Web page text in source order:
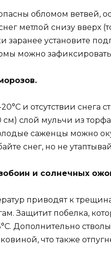
обломом ветвей,
метлой снизу вверх
заранее установите
можно
и отсутствии снега
см) слой мульчи из
саженцы можно
снег, но не
и солнечных
приводят к
Защитит побелка,
Дополнительно
что также